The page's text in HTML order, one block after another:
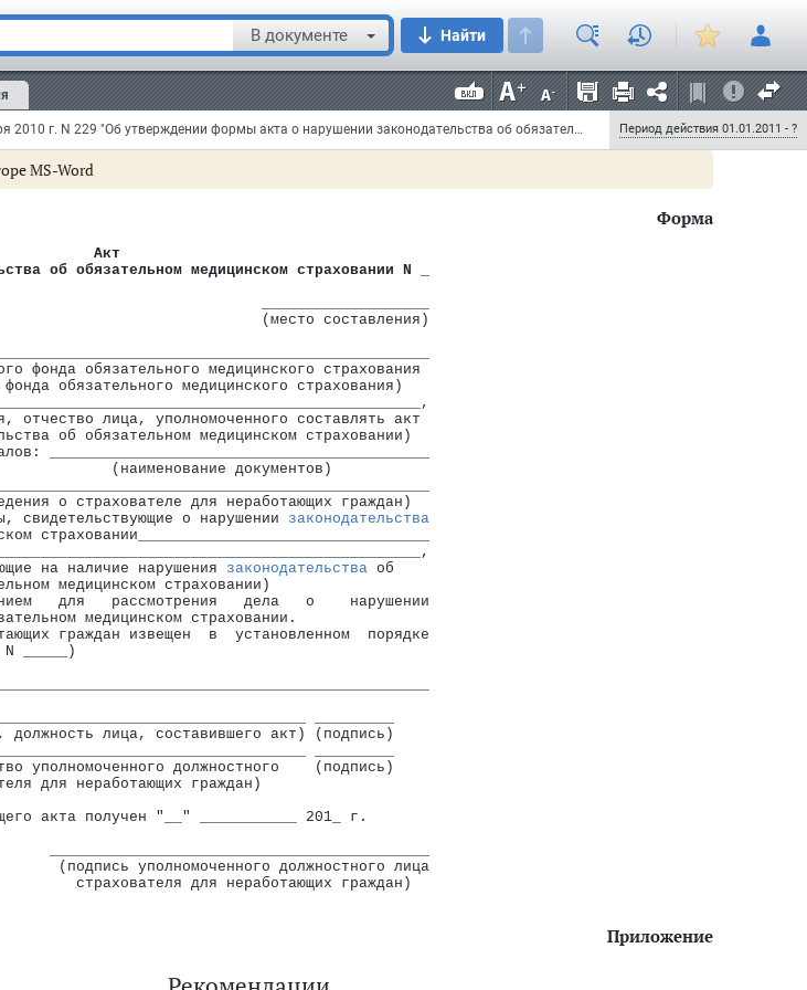
В документе Найти
медицинском страховании
Приказ Федерального фонда ОМС от 1 декабря 2010 г. N 229 "Об утверждении формы акта о нарушении законодательства об обязательном медицинском страховании" Период действия 01.01.2011 - ?
РФ 24 декабря 2010 г.
MS-Word
Форма
Акт
об обязательном медицинском страховании N _
г.                              ___________________
(место составления)
фонда обязательного медицинского страхования
обязательного медицинского страхования)
отчество лица, уполномоченного составлять акт
об обязательном медицинском страховании)
___________________________________________
(наименование документов)
о страхователе для неработающих граждан)
свидетельствующие о нарушении законодательства
страховании_________________________________
на наличие нарушения
законодательства об
медицинском страховании)
для   рассмотрения   дела   о    нарушении
медицинском страховании.
граждан извещен  в  установленном  порядке
_____)
лица, составившего акт) (подпись)
уполномоченного должностного    (подпись)
для неработающих граждан)
акта получен "__" ___________ 201_ г.
(подпись уполномоченного должностного лица
страхователя для неработающих граждан)
Приложение